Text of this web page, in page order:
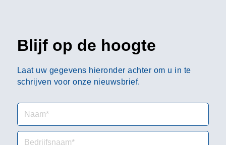
Blijf op de hoogte
Laat uw gegevens hieronder achter om u in te
schrijven voor onze nieuwsbrief.